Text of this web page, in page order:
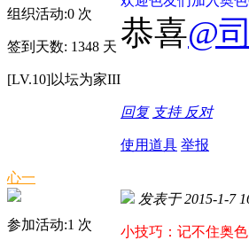
组织活动:0 次
签到天数: 1348 天
[LV.10]以坛为家III
恭喜@
回复 支持 反对
使用道具 举报
心一
参加活动:1 次
发表于 2015-1-7
小技巧：记不住奥